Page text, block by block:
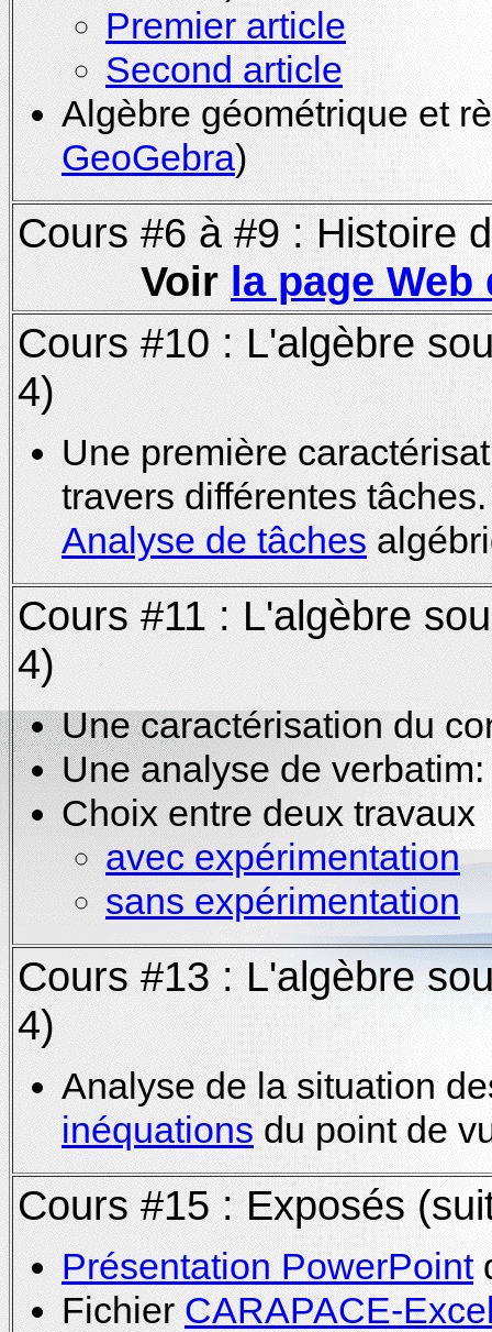
Premier article
Second article
Algèbre géométrique et
GeoGebra)
Cours #6 à #9 : Histoire
Voirla page
Cours #10 : L'algèbre
4)
Une première
travers différentes tâches.
Analyse de tâches
Cours #11 : L'algèbre
4)
Une caractérisation du
Une analyse de
Choix entre deux travaux
avec expérimentation
sans expérimentation
Cours #13 : L'algèbre
4)
Analyse de la situation
inéquations du point de
Cours #15 : Exposés
Présentation PowerPoint
FichierCARAPACE-